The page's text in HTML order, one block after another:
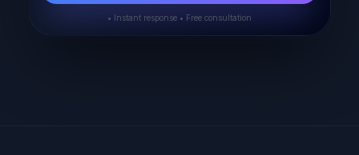
• Instant response • Free consultation